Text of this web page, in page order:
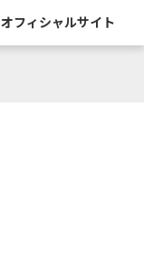
オフィシャルサイト